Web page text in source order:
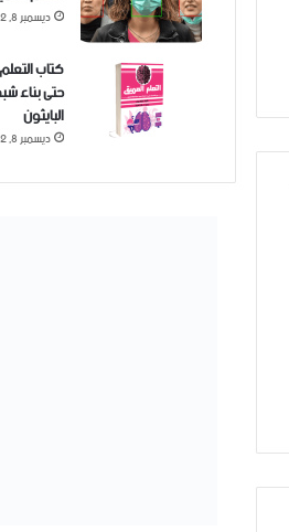
ديسمبر 8, 2022
كتاب
حتى بناء
البايثون
ديسمبر 8, 2022